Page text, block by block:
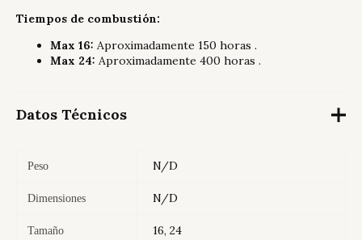
Tiempos de combustión:
Max 16: Aproximadamente 150 horas .
Max 24: Aproximadamente 400 horas .
Datos Técnicos
Peso N/D
Dimensiones N/D
Tamaño 16, 24